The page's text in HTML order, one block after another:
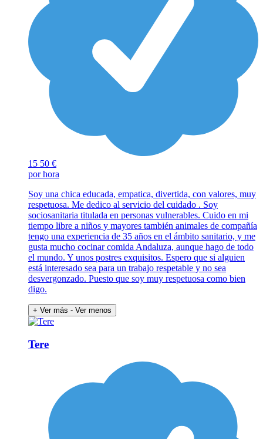
15 50 €
por hora
Soy una chica educada, empatica, divertida, con valores, muy
respetuosa. Me dedico al servicio del cuidado . Soy
sociosanitaria titulada en personas vulnerables. Cuido en mi
tiempo libre a niños y mayores también animales de compañía
tengo una experiencia de 35 años en el ámbito sanitario, y me
gusta mucho cocinar comida Andaluza, aunque hago de todo
el mundo. Y unos postres exquisitos. Espero que si alguien
está interesado sea para un trabajo respetable y no sea
desvergonzado. Puesto que soy muy respetuosa como bien
digo.
+ Ver más - Ver menos
Tere